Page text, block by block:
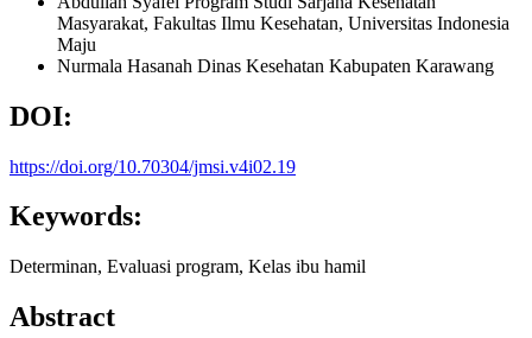
Masyarakat, Fakultas Ilmu Kesehatan, Universitas Indonesia
Maju
Nurmala Hasanah Dinas Kesehatan Kabupaten Karawang
DOI:
https://doi.org/10.70304/jmsi.v4i02.19
Keywords:
Determinan, Evaluasi program, Kelas ibu hamil
Abstract